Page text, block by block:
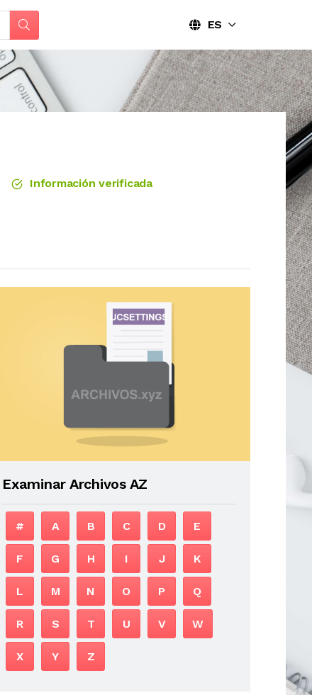
ES
Información verificada
Examinar Archivos AZ
# A B C D E
F G H I J K
L M N O P Q
R S T U V W
X Y Z